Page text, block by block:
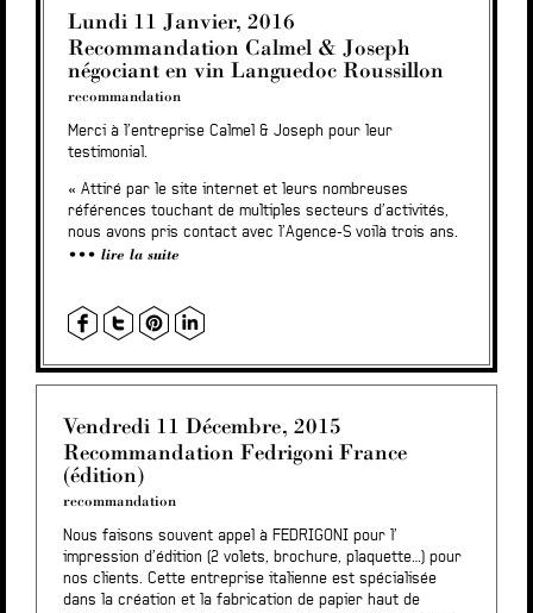
Lundi 11 Janvier, 2016
Recommandation Calmel & Joseph
négociant en vin Languedoc Roussillon
recommandation
Merci à l’entreprise Calmel & Joseph pour leur
testimonial.
« Attiré par le site internet et leurs nombreuses
références touchant de multiples secteurs d’activités,
nous avons pris contact avec l’Agence-S voilà trois ans.
lire la suite
Vendredi 11 Décembre, 2015
Recommandation Fedrigoni France
(édition)
recommandation
Nous faisons souvent appel à FEDRIGONI pour l’
impression d’édition (2 volets, brochure, plaquette…) pour
nos clients. Cette entreprise italienne est spécialisée
dans la création et la fabrication de papier haut de